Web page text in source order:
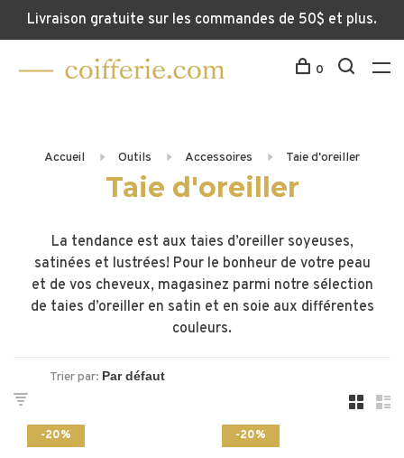
Livraison gratuite sur les commandes de 50$ et plus.
0
Accueil Outils Accessoires Taie d'oreiller
Taie d'oreiller
La tendance est aux taies d’oreiller soyeuses,
satinées et lustrées! Pour le bonheur de votre peau
et de vos cheveux, magasinez parmi notre sélection
de taies d’oreiller en satin et en soie aux différentes
couleurs.
Trier par:
-20% -20%